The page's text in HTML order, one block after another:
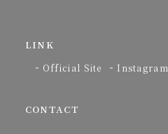
LINK
Official Site Instagram
CONTACT